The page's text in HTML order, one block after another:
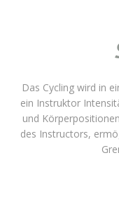
Das Cycling wird in
ein Instruktor
und
des Instructors,